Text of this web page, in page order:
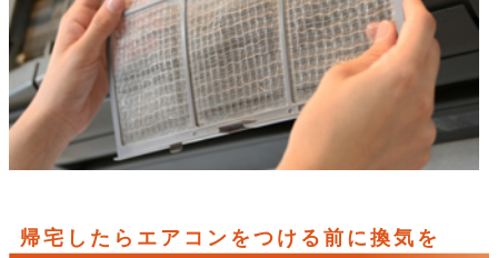
帰宅したらエアコンをつける前に換気を